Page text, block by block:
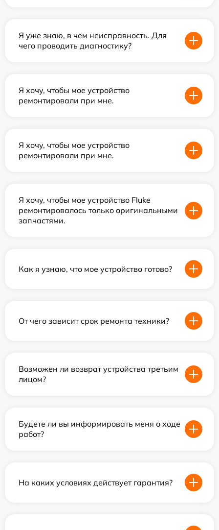
Я уже знаю, в чем неисправность. Для
чего проводить диагностику?
Я хочу, чтобы мое устройство
ремонтировали при мне.
Я хочу, чтобы мое устройство
ремонтировали при мне.
Я хочу, чтобы мое устройство Fluke
ремонтировалось только оригинальными
запчастями.
Как я узнаю, что мое устройство готово?
От чего зависит срок ремонта техники?
Возможен ли возврат устройства третьим
лицом?
Будете ли вы информировать меня о ходе
работ?
На каких условиях действует гарантия?